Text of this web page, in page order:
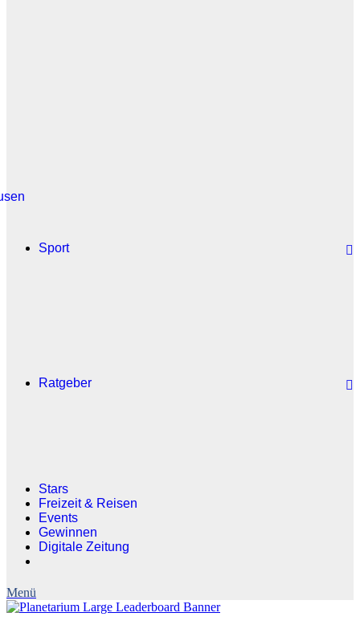
Sport
Ratgeber
Stars
Freizeit & Reisen
Events
Gewinnen
Digitale Zeitung